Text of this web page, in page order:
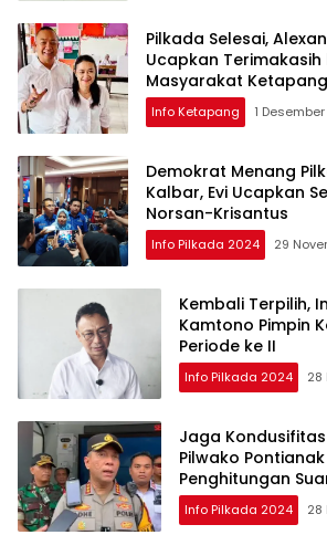
Pilkada Selesai,
Ucapkan
Masyarakat Ketapang
Info Ketapang 1
Demokrat Menang
Kalbar, Evi Ucapkan
Norsan-Krisantus
Info Pilkada 2024 29
Kembali Terpilih,
Kamtono Pimpin
Periode ke II
Info Pilkada 2024 28
Jaga
Pilwako
Penghitungan
Info Pilkada 2024 28